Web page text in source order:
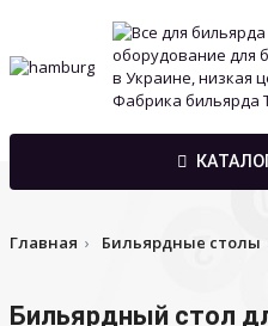
Главная Бильярдные столы
Бильярдный стол